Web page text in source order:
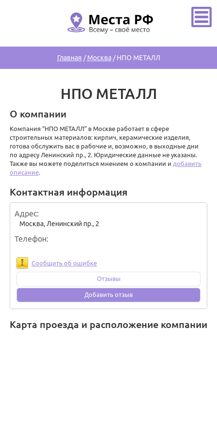
Главная /Москва/НПО МЕТАЛЛ
НПО МЕТАЛЛ
О компании
Компания “НПО МЕТАЛЛ” в Москве работает в сфере
строительных материалов: кирпич, керамические изделия,
готова обслужить вас в рабочие и, возможно, в выходные дни
по адресу Ленинский пр., 2. Юридические данные не указаны.
Также вы можете поделиться мнением о компании и добавить
описание.
Контактная информация
Адрес
Москва,Ленинский пр., 2
Телефон
Сообщить об ошибке
Отзывы
Добавить отзыв
Карта проезда и расположение компании